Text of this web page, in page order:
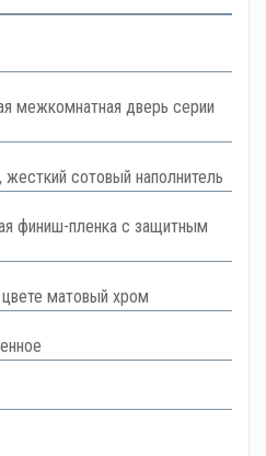
межкомнатная дверь серии
сотовый наполнитель
финиш-пленка с защитным
матовый хром